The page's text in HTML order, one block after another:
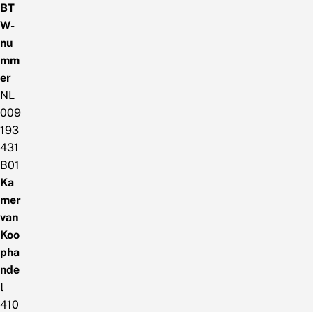
BT
W-
nu
mm
er
NL
009
193
431
B01
Ka
mer
van
Koo
pha
nde
l
410